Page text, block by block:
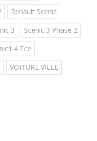
Renault Scenic
3
Scenic 3 Phase 2
Tce
VOITURE VILLE